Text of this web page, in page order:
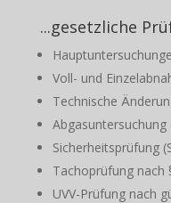
...gesetzliche
Voll- und
Technische
Abgasuntersuchung
Sicherheitsprüfung
Tachoprüfung nach
UVV-Prüfung nach